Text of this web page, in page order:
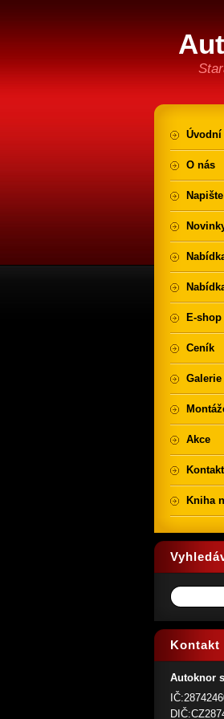
Úvodní
O nás
E-
Ceník
Akce
Kontakt
Kniha
Kontakt
Autoknor